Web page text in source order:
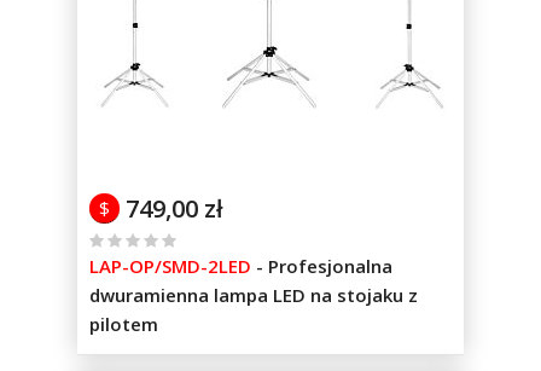
749,00 zł
$
%
of
100
LAP-OP/SMD-2LED - Profesjonalna
dwuramienna lampa LED na stojaku z
pilotem